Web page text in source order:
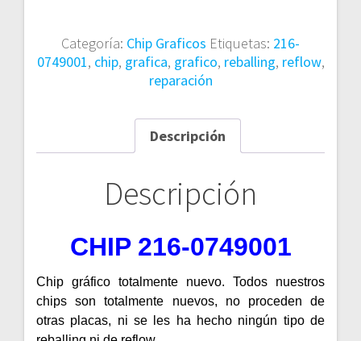
Categoría: Chip Graficos Etiquetas: 216-
0749001, chip, grafica, grafico, reballing, reflow,
reparación
Descripción
Descripción
CHIP 216-0749001
Chip gráfico totalmente nuevo. Todos nuestros
chips son totalmente nuevos, no proceden de
otras placas, ni se les ha hecho ningún tipo de